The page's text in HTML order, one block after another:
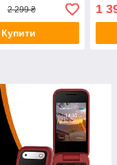
2 299 ₴
Купити
1